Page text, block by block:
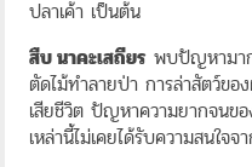
ปลาเค้า เป็นต้น
สืบ นาคะเสถียร พบปัญหามา
ตัดไม้ทำลายป่า การล่าสัตว์ข
เสียชีวิต ปัญหาความยากจน
เหล่านี้ไม่เคยได้รับความสนใจจ